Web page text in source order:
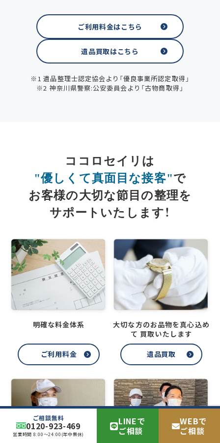
ご利用料金はこちら
遺品買取はこちら
※1 遺品整理士認定協会より「優良事業所認定取得」
※2 神奈川県警察:公安委員会より「古物商取得」
ココロセイリは
"優しくて真面目な接客"で
お客様の大切な節目の整理を
サポートいたします！
明確な料金体系
ご利用料金
大切な方のお品物を真心込め
て 買取いたします
遺品買取
ご相談無料
0120-923-469
営業時間 8:00～24:00(年中無休)
LINEで
ご相談
WEBで
ご相談